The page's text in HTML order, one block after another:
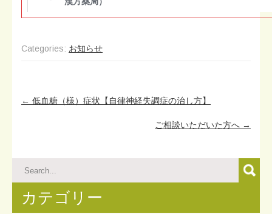
Categories: お知らせ
Post
← 低血糖（様）症状【自律神経失調症の治し方】
ご相談いただいた方へ →
カテゴリー